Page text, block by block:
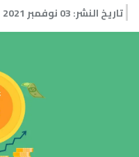
تاريخ النشر:03 نوفمبر 2021